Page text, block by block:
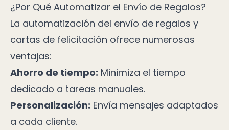
¿Por Qué Automatizar el Envío de Regalos?
La automatización del envío de regalos y
cartas de felicitación ofrece numerosas
ventajas:
Ahorro de tiempo: Minimiza el tiempo
dedicado a tareas manuales.
Personalización: Envía mensajes adaptados
a cada cliente.